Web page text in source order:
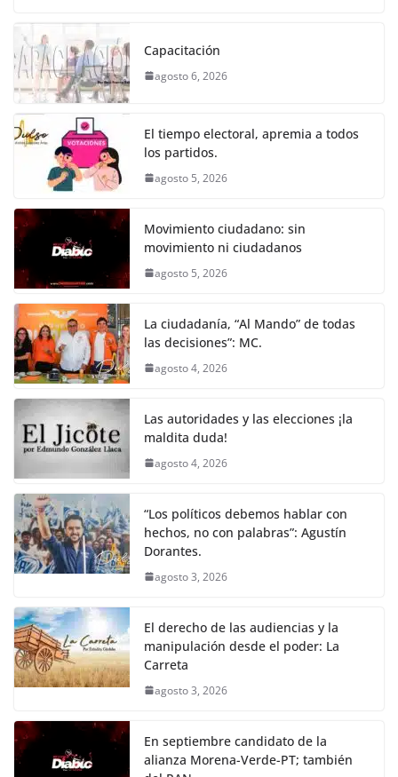
k
c
e
b
o
o
k
itt
er s
A
p
e
n
er
Capacitación
agosto 6, 2026
El tiempo electoral, apremia a todos
los partidos.
agosto 5, 2026
Movimiento ciudadano: sin
movimiento ni ciudadanos
agosto 5, 2026
La ciudadanía, “Al Mando” de todas
las decisiones”: MC.
agosto 4, 2026
Las autoridades y las elecciones ¡la
maldita duda!
agosto 4, 2026
“Los políticos debemos hablar con
hechos, no con palabras”: Agustín
Dorantes.
agosto 3, 2026
El derecho de las audiencias y la
manipulación desde el poder: La
Carreta
agosto 3, 2026
En septiembre candidato de la
alianza Morena-Verde-PT; también